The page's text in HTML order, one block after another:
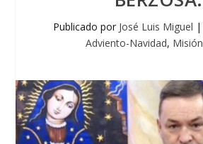
Publicado por José Luis Miguel |
Adviento-Navidad, Misión